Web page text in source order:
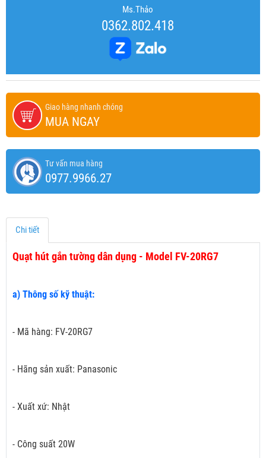
Ms.Thảo
0362.802.418
Giao hàng nhanh chóng
MUA NGAY
Tư vấn mua hàng
0977.9966.27
Chi tiết
Quạt hút gắn tường dân dụng - Model FV-20RG7
a) Thông số kỹ thuật:
- Mã hàng: FV-20RG7
- Hãng sản xuất: Panasonic
- Xuất xứ: Nhật
- Công suất 20W